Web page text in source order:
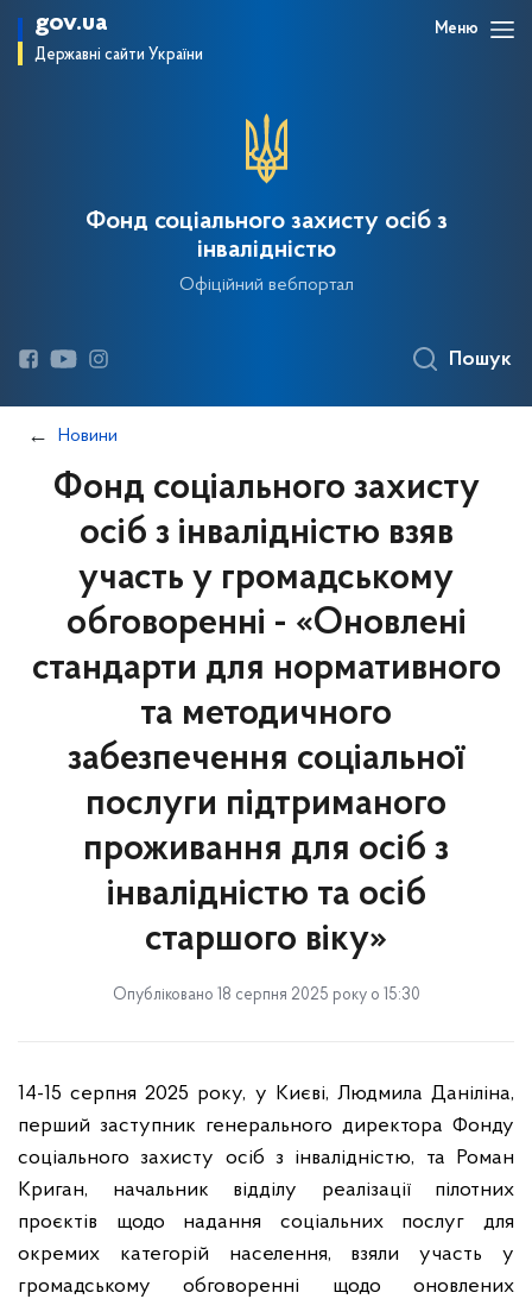
gov.ua
Державні сайти України
Меню
Фонд соціального захисту осіб з
інвалідністю
Офіційний вебпортал
Пошук
Новини
Фонд соціального захисту
осіб з інвалідністю взяв
участь у громадському
обговоренні - «Оновлені
стандарти для нормативного
та методичного
забезпечення соціальної
послуги підтриманого
проживання для осіб з
інвалідністю та осіб
старшого віку»
Опубліковано 18 серпня 2025 року о 15:30
14-15 серпня 2025 року, у Києві, Людмила Даніліна,
перший заступник генерального директора Фонду
соціального захисту осіб з інвалідністю, та Роман
Криган, начальник відділу реалізації пілотних
проєктів щодо надання соціальних послуг для
окремих категорій населення, взяли участь у
громадському обговоренні щодо оновлених